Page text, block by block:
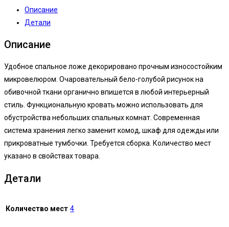
Описание
Детали
Описание
Удобное спальное ложе декорировано прочным износостойким
микровелюром. Очаровательный бело-голубой рисунок на
обивочной ткани органично впишется в любой интерьерный
стиль. Функциональную кровать можно использовать для
обустройства небольших спальных комнат. Современная
система хранения легко заменит комод, шкаф для одежды или
прикроватные тумбочки. Требуется сборка. Количество мест
указано в свойствах товара.
Детали
Количество мест 4